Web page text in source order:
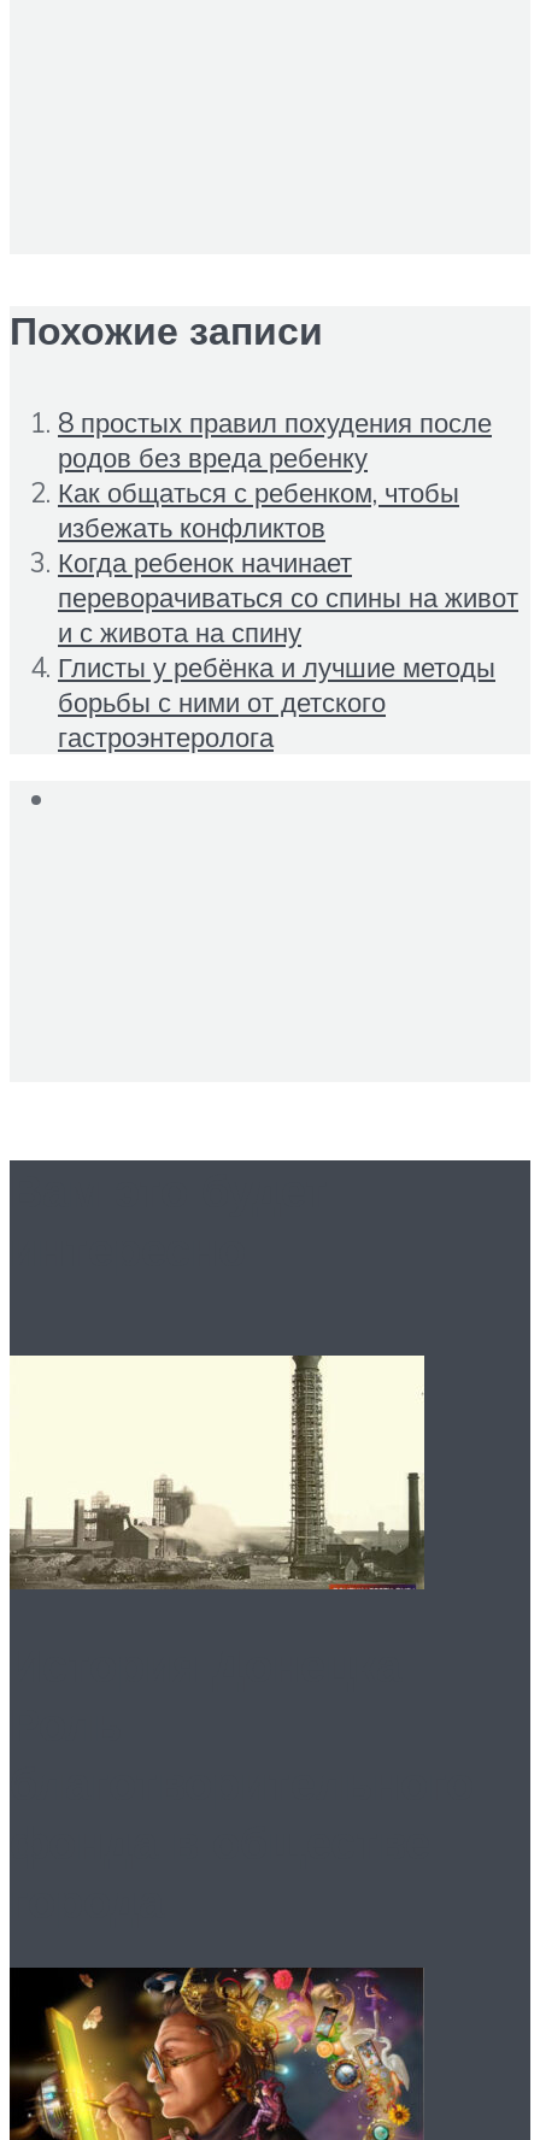
Похожие записи
8 простых правил похудения после
родов без вреда ребенку
Как общаться с ребенком, чтобы
избежать конфликтов
Когда ребенок начинает
переворачиваться со спины на живот
и с живота на спину
Глисты у ребёнка и лучшие методы
борьбы с ними от детского
гастроэнтеролога